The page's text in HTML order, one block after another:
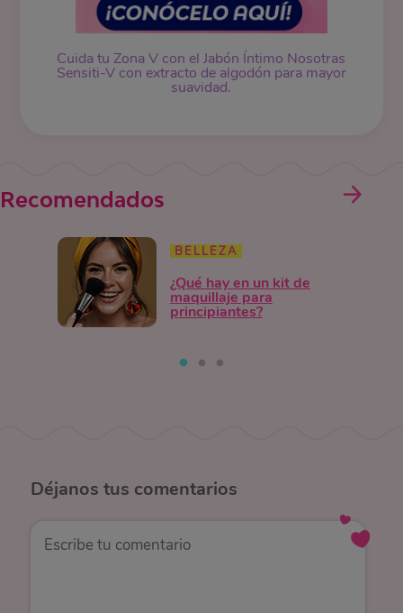
Cuida tu Zona V con el Jabón Íntimo Nosotras
Sensiti-V con extracto de algodón para mayor
suavidad.
Recomendados
BELLEZA
¿Qué hay en un kit de
maquillaje para
principiantes?
Déjanos tus comentarios